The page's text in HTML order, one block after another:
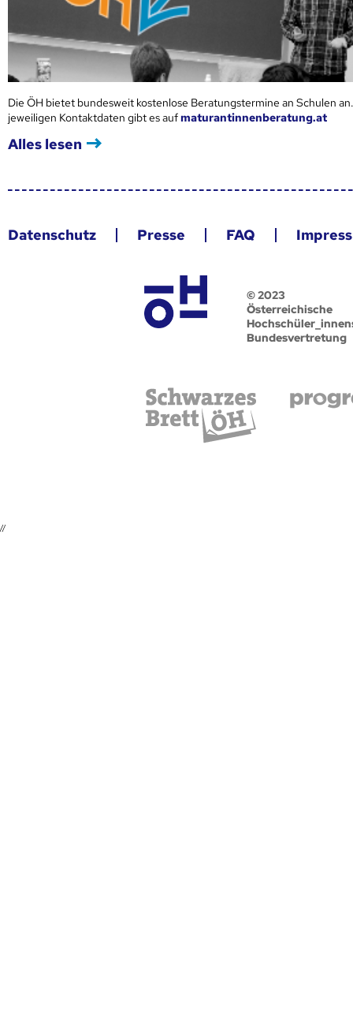
Die ÖH bietet bundesweit kostenlose Beratungstermine an Schulen
jeweiligen Kontaktdaten gibt es aufmaturantinnenberatung.at
Alles lesen
Datenschutz Presse FAQ
© 2023
Österreichische
Bundesvertretung
//